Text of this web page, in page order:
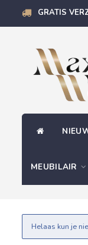
GRATIS
MEUBILAIR
Helaas kun je